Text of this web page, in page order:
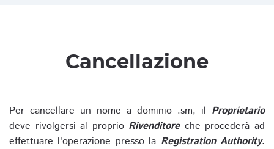
Cancellazione
Per cancellare un nome a dominio .sm, il Proprietario
deve rivolgersi al proprio Rivenditoreche procederà ad
effettuare l'operazione presso la Registration Authority.